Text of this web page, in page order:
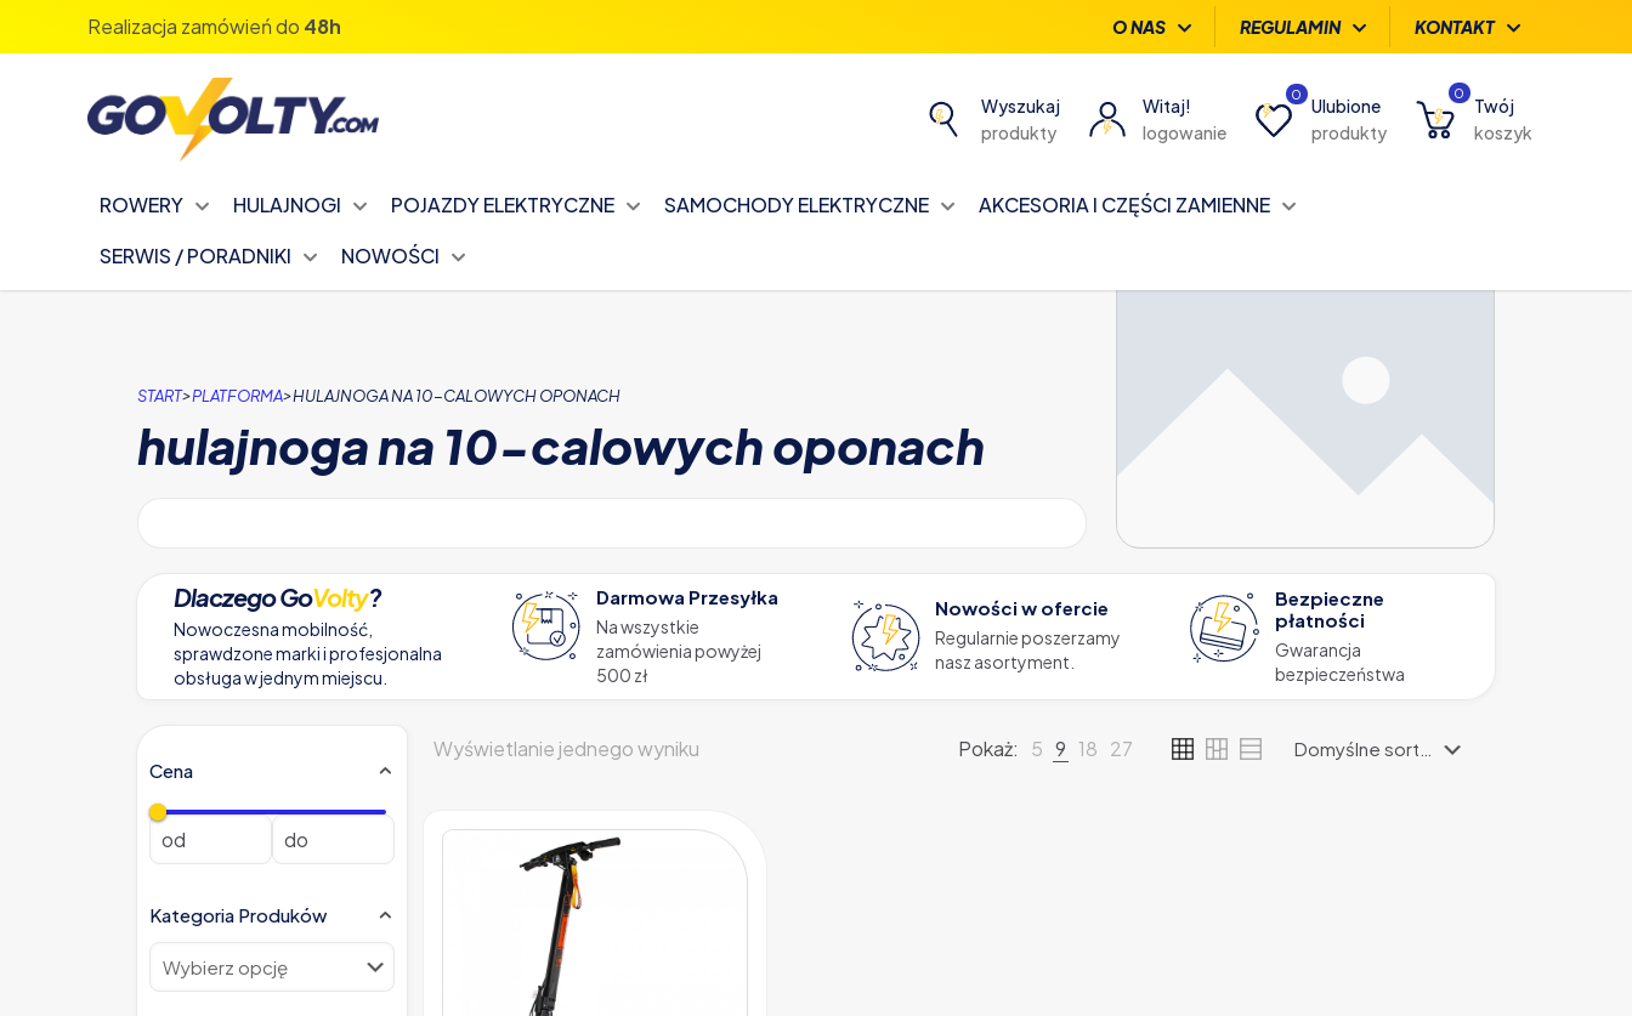
Zapisz się na nasz newsletter! O NAS REGULAMIN KONTAKT
Wyszukaj
produkty
Witaj!
logowanie
0
Ulubione
produkty
0
Twój
koszyk
ROWERY HULAJNOGI POJAZDY ELEKTRYCZNE SAMOCHODY ELEKTRYCZNE
AKCESORIA I CZĘŚCI ZAMIENNE
SERWIS / PORADNIKI
NOWOŚCI
START>PLATFORMA>HULAJNOGA NA 10-CALOWYCH OPONACH
hulajnoga na 10-calowych oponach
Dlaczego GoVolty?
Nowoczesna mobilność,
sprawdzone marki i profesjonalna
obsługa w jednym miejscu.
Darmowa Przesyłka
Na wszystkie
zamówienia powyżej
500 zł
Nowości w ofercie
Regularnie poszerzamy
nasz asortyment.
Bezpieczne
płatności
Gwarancja
bezpieczeństwa
Cena
Kategoria Produków
Wyświetlanie jednego wyniku Pokaż: 5 9 18 27